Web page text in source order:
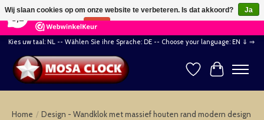
164 Reviews ×
Kies uw taal: NL -- Wählen Sie ihre Sprache: DE -- Choose your language: EN ⇓ ⇒
Verlanglijst
Home / Design - Wandklok met massief houten rand modern design
Wij slaan cookies op om onze website te verbeteren. Is dat akkoord?
Ja
Nee